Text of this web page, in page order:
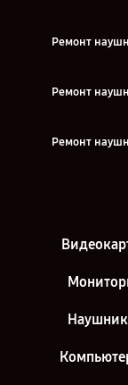
Ремонт
Ремонт
Ремонт
Ремонт